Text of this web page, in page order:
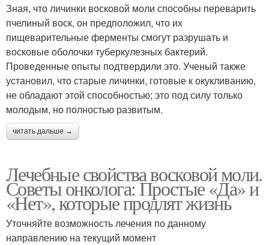
Зная, что личинки восковой моли способны переварить
пчелиный воск, он предположил, что их
пищеварительные ферменты смогут разрушать и
восковые оболочки туберкулезных бактерий.
Проведенные опыты подтвердили это. Ученый также
установил, что старые личинки, готовые к окукливанию,
не обладают этой способностью; это под силу только
молодым, но полностью развитым.
читать дальше →
Лечебные свойства восковой моли.
Советы онколога: Простые «Да» и
«Нет», которые продлят жизнь
Уточняйте возможность лечения по данному
направлению на текущий момент